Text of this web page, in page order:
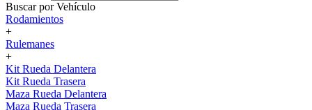
Buscar por Vehículo
Rodamientos
+
Rulemanes
+
Kit Rueda Delantera
Kit Rueda Trasera
Maza Rueda Delantera
Maza Rueda Trasera